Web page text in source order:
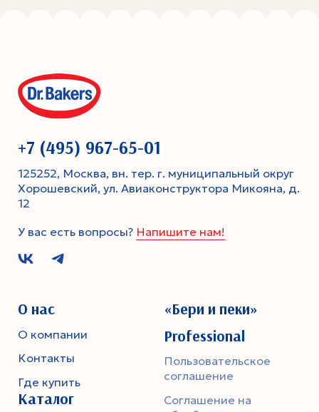
+7 (495) 967-65-01
125252, Москва, вн. тер. г. муниципальный округ
Хорошевский, ул. Авиаконструктора Микояна, д.
12
У вас есть вопросы? Напишите нам!
О нас
О компании
Контакты
Где купить
Каталог
«Бери и пеки»
Professional
Пользовательское
соглашение
Соглашение на